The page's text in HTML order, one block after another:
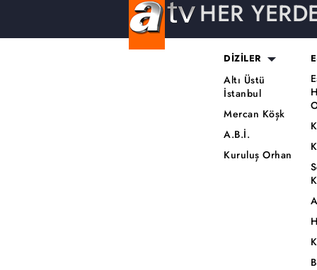
HER
DİZİLER
Altı Üstü
İstanbul
Mercan Köşk
A.B.İ.
Kuruluş Orhan